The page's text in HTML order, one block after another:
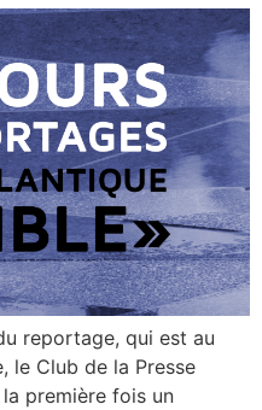
reportage, qui est au
le Club de la Presse
première fois un